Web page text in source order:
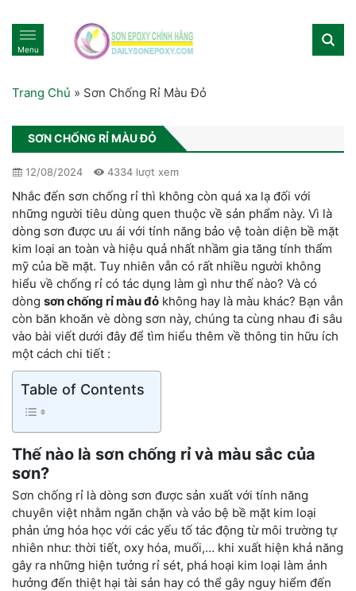
Menu
Trang Chủ » Sơn Chống Rỉ Màu Đỏ
SƠN CHỐNG RỈ MÀU ĐỎ
12/08/2024 4334 lượt xem
Nhắc đến sơn chống rỉ thì không còn quá xa lạ đối với
những người tiêu dùng quen thuộc về sản phẩm này. Vì là
dòng sơn được ưu ái với tính năng bảo vệ toàn diện bề mặt
kim loại an toàn và hiệu quả nhất nhầm gia tăng tính thẩm
mỹ của bề mặt. Tuy nhiên vẫn có rất nhiều người không
hiểu về chống rỉ có tác dụng làm gì như thế nào? Và có
dòng sơn chống rỉ màu đỏ không hay là màu khác? Bạn vẫn
còn băn khoăn vè dòng sơn này, chúng ta cùng nhau đi sâu
vào bài viết dưới đây để tìm hiểu thêm về thông tin hữu ích
một cách chi tiết :
Table of Contents
Thế nào là sơn chống rỉ và màu sắc của
sơn?
Sơn chống rỉ là dòng sơn được sản xuất với tính năng
chuyên việt nhằm ngăn chặn và vảo bệ bề mặt kim loại
phản ứng hóa học với các yếu tố tác động từ môi trường tự
nhiên như: thời tiết, oxy hóa, muối,… khi xuất hiện khả năng
gây ra những hiện tưởng rỉ sét, phá hoại kim loại làm ảnh
hưởng đến thiệt hại tài sản hay có thể gây nguy hiểm đến